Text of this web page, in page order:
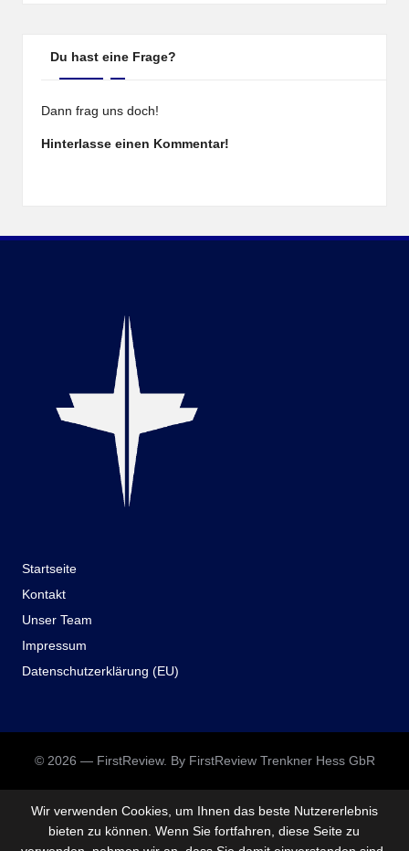
Du hast eine Frage?
Dann frag uns doch!
Hinterlasse einen Kommentar!
Startseite
Kontakt
Unser Team
Impressum
Datenschutzerklärung (EU)
© 2026 — FirstReview. By FirstReview Trenkner Hess GbR
Wir verwenden Cookies, um Ihnen das beste Nutzererlebnis
bieten zu können. Wenn Sie fortfahren, diese Seite zu